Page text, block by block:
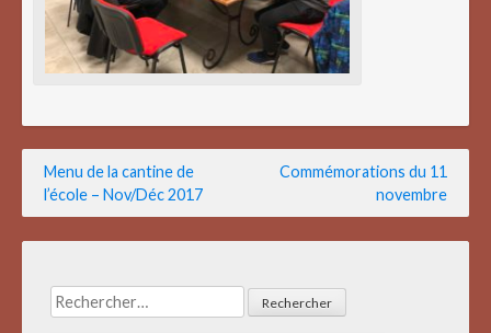
Navigation
de
l’article
Menu de la cantine de
l’école – Nov/Déc 2017
Commémorations du 11
novembre
Rechercher :